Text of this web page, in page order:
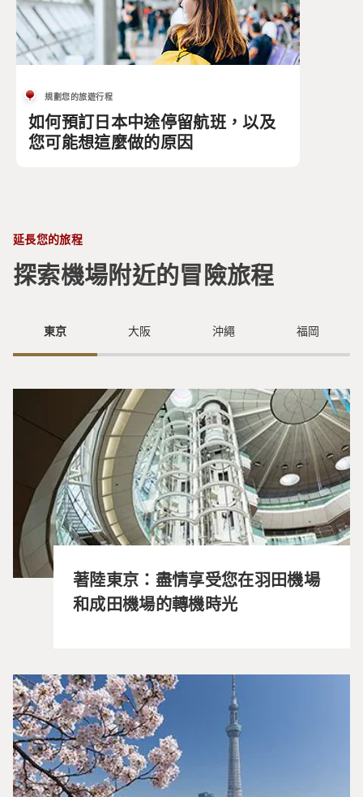
規劃您的旅遊行程
如何預訂日本中途停留航班，以及
您可能想這麼做的原因
延長您的旅程
探索機場附近的冒險旅程
東京 大阪 沖繩 福岡
著陸東京：盡情享受您在羽田機場
和成田機場的轉機時光